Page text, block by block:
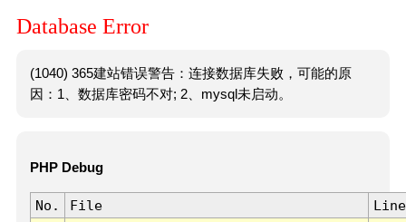
Database Error
(1040) 365建站错误警告：连接数据库失败，可能的原
因：1、数据库密码不对; 2、mysql未启动。
PHP Debug
No. File
Line